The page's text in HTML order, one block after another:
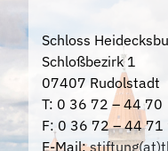
Schloss
Schloßbezirk 1
07407 Rudolstadt
T: 0 36 72 – 44 70
F: 0 36 72 – 44 71
E-Mail: